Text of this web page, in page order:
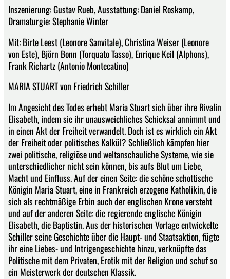
Inszenierung: Gustav Rueb, Ausstattung: Daniel Roskamp,
Dramaturgie: Stephanie Winter
Mit: Birte Leest (Leonore Sanvitale), Christina Weiser (Leonore
von Este), Björn Bonn (Torquato Tasso), Enrique Keil (Alphons),
Frank Richartz (Antonio Montecatino)
MARIA STUART von Friedrich Schiller
Im Angesicht des Todes erhebt Maria Stuart sich über ihre Rivalin
Elisabeth, indem sie ihr unausweichliches Schicksal annimmt und
in einen Akt der Freiheit verwandelt. Doch ist es wirklich ein Akt
der Freiheit oder politisches Kalkül? Schließlich kämpfen hier
zwei politische, religiöse und weltanschauliche Systeme, wie sie
unterschiedlicher nicht sein können, bis aufs Blut um Liebe,
Macht und Einfluss. Auf der einen Seite: die schöne schottische
Königin Maria Stuart, eine in Frankreich erzogene Katholikin, die
sich als rechtmäßige Erbin auch der englischen Krone versteht
und auf der anderen Seite: die regierende englische Königin
Elisabeth, die Baptistin. Aus der historischen Vorlage entwickelte
Schiller seine Geschichte über die Haupt- und Staatsaktion, fügte
ihr eine Liebes- und Intrigengeschichte hinzu, verknüpfte das
Politische mit dem Privaten, Erotik mit der Religion und schuf so
ein Meisterwerk der deutschen Klassik.